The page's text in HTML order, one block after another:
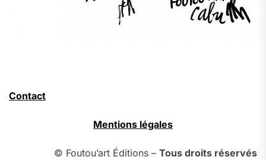
Contact
Mentions légales
© Foutou’art Éditions – Tous droits réservés